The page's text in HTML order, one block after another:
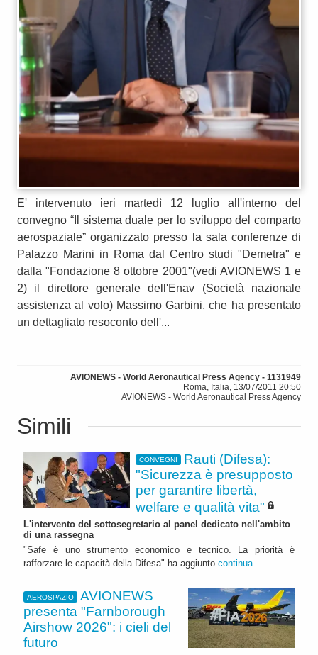
E' intervenuto ieri martedì 12 luglio all'interno del
convegno “Il sistema duale per lo sviluppo del comparto
aerospaziale” organizzato presso la sala conferenze di
Palazzo Marini in Roma dal Centro studi "Demetra" e
dalla "Fondazione 8 ottobre 2001"(vedi AVIONEWS 1 e
2) il direttore generale dell'Enav (Società nazionale
assistenza al volo) Massimo Garbini, che ha presentato
un dettagliato resoconto dell'...
AVIONEWS - World Aeronautical Press Agency - 1131949
Roma, Italia, 13/07/2011 20:50
AVIONEWS - World Aeronautical Press Agency
Simili
CONVEGNI
Rauti (Difesa):
"Sicurezza è presupposto
per garantire libertà,
welfare e qualità vita"
L'intervento del sottosegretario al panel dedicato nell'ambito
di una rassegna
"Safe è uno strumento economico e tecnico. La priorità è
rafforzare le capacità della Difesa" ha aggiunto continua
AEROSPAZIO
AVIONEWS
presenta "Farnborough
Airshow 2026": i cieli del
futuro